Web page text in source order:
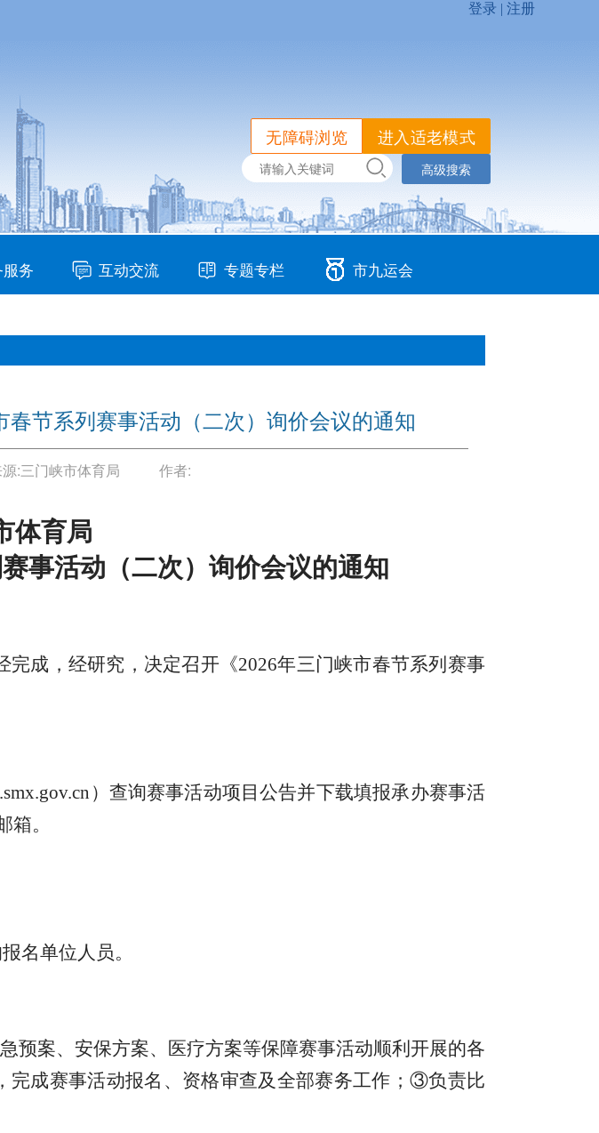
无障碍浏览 进入适老模式
高级搜索
务 互动交流 专题专栏 市九运会
节系列赛事活动（二次）询价会议的通知
:三门峡市体育局 作者:
体育局
事活动（二次）询价会议的通知
成，经研究，决定召开《2026年三门峡市春节系列赛事
）查询赛事活动项目公告并下载填报承办赛事活
箱。
报名单位人员。
预案、安保方案、医疗方案等保障赛事活动顺利开展的各
成赛事活动报名、资格审查及全部赛务工作；③负责比